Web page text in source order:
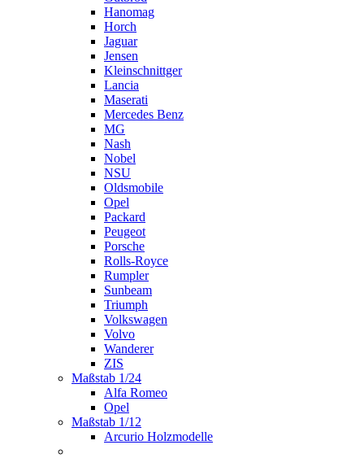
Hanomag
Horch
Jaguar
Jensen
Kleinschnittger
Lancia
Maserati
Mercedes Benz
MG
Nash
Nobel
NSU
Oldsmobile
Opel
Packard
Peugeot
Porsche
Rolls-Royce
Rumpler
Sunbeam
Triumph
Volkswagen
Volvo
Wanderer
ZIS
Maßstab 1/24
Alfa Romeo
Opel
Maßstab 1/12
Arcurio Holzmodelle